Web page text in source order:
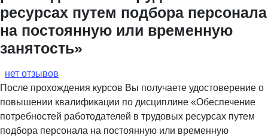
ресурсах путем подбора персонала
на постоянную или временную
занятость»
нет отзывов
После прохождения курсов Вы получаете удостоверение о
повышении квалификации по дисциплине «Обеспечение
потребностей работодателей в трудовых ресурсах путем
подбора персонала на постоянную или временную